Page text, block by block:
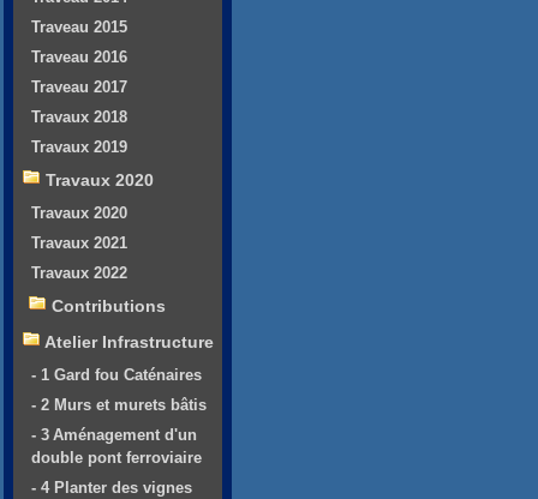
Traveau 2015
Traveau 2016
Traveau 2017
Travaux 2018
Travaux 2019
Travaux 2020
Travaux 2020
Travaux 2021
Travaux 2022
Contributions
Atelier Infrastructure
- 1 Gard fou Caténaires
- 2 Murs et murets bâtis
- 3 Aménagement d'un
double pont ferroviaire
- 4 Planter des vignes